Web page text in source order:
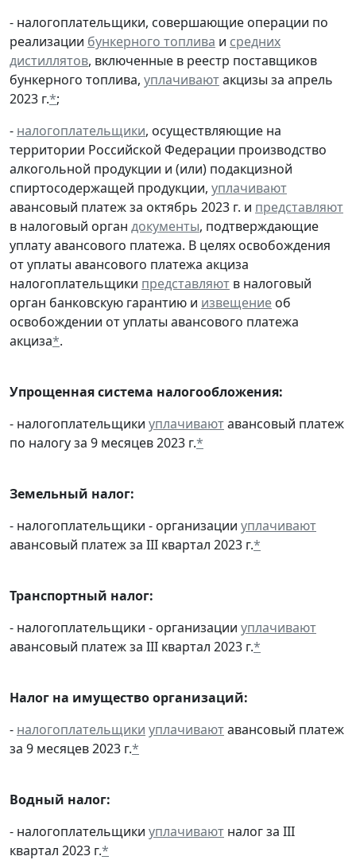
- налогоплательщики, совершающие операции по
реализации бункерного топлива и средних
дистиллятов, включенные в реестр поставщиков
бункерного топлива, уплачиваютакцизы за апрель
2023 г.*;
- налогоплательщики, осуществляющие на
территории Российской Федерации производство
алкогольной продукции и (или) подакцизной
спиртосодержащей продукции, уплачивают
авансовый платеж за октябрь 2023 г. и представляют
в налоговый орган документы, подтверждающие
уплату авансового платежа. В целях освобождения
от уплаты авансового платежа акциза
налогоплательщики представляют в налоговый
орган банковскую гарантию и извещение об
освобождении от уплаты авансового платежа
акциза*.
Упрощенная система налогообложения:
- налогоплательщики уплачиваютавансовый платеж
по налогу за 9 месяцев 2023 г.*
Земельный налог:
- налогоплательщики - организации уплачивают
авансовый платеж за III квартал 2023 г.*
Транспортный налог:
- налогоплательщики - организации уплачивают
авансовый платеж за III квартал 2023 г.*
Налог на имущество организаций:
- налогоплательщики уплачиваютавансовый платеж
за 9 месяцев 2023 г.*
Водный налог:
- налогоплательщики уплачивают налог за III
квартал 2023 г.*